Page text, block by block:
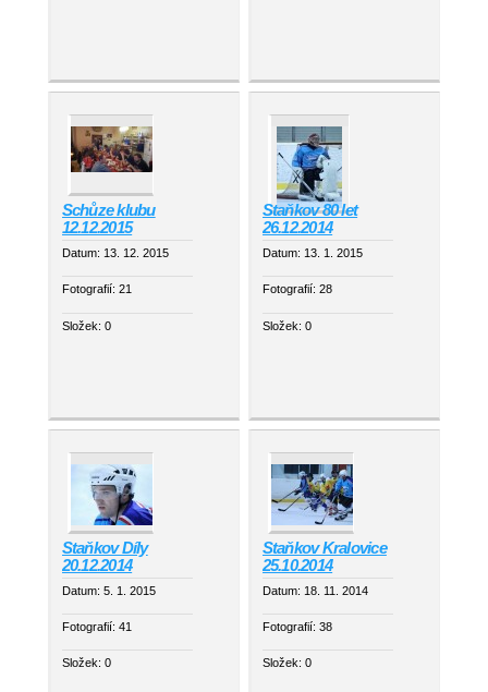
Schůze klubu
12.12.2015
Datum: 13. 12. 2015
Fotografií: 21
Složek: 0
Staňkov 80 let
26.12.2014
Datum: 13. 1. 2015
Fotografií: 28
Složek: 0
Staňkov Díly
20.12.2014
Datum: 5. 1. 2015
Fotografií: 41
Složek: 0
Staňkov Kralovice
25.10.2014
Datum: 18. 11. 2014
Fotografií: 38
Složek: 0